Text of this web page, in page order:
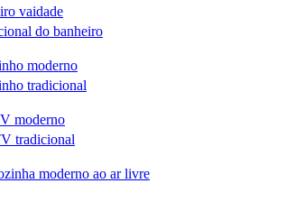
vaidade
do banheiro
moderno
tradicional
moderno
tradicional
moderno ao ar livre